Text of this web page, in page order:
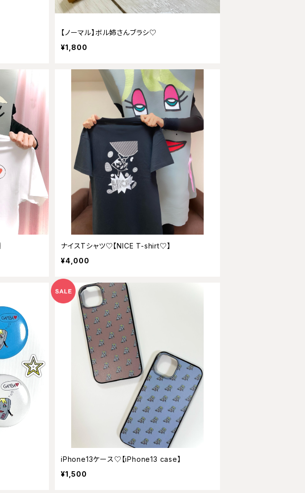
【ノーマル】ボル姉さんブラシ♡
¥1,800
ナイスTシャツ♡【NICE T-shirt♡】
¥4,000
iPhone13ケース♡【iPhone13 case】
¥1,500